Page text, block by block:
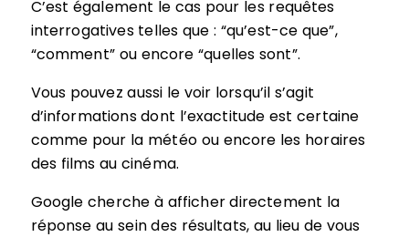
C’est également le cas pour les requêtes
interrogatives telles que : “qu’est-ce que”,
“comment” ou encore “quelles sont”.
Vous pouvez aussi le voir lorsqu’il s’agit
d’informations dont l’exactitude est certaine
comme pour la météo ou encore les horaires
des films au cinéma.
Google cherche à afficher directement la
réponse au sein des résultats, au lieu de vous